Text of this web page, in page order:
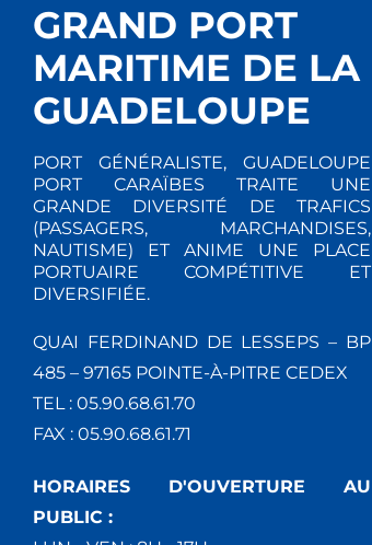
GRAND PORT
MARITIME DE LA
GUADELOUPE
PORT GÉNÉRALISTE, GUADELOUPE
PORT CARAÏBES TRAITE UNE
GRANDE DIVERSITÉ DE TRAFICS
(PASSAGERS, MARCHANDISES,
NAUTISME) ET ANIME UNE PLACE
PORTUAIRE COMPÉTITIVE ET
DIVERSIFIÉE.
QUAI FERDINAND DE LESSEPS – BP
485 – 97165 POINTE-À-PITRE CEDEX
TEL : 05.90.68.61.70
FAX : 05.90.68.61.71
HORAIRES D'OUVERTURE AU
PUBLIC :